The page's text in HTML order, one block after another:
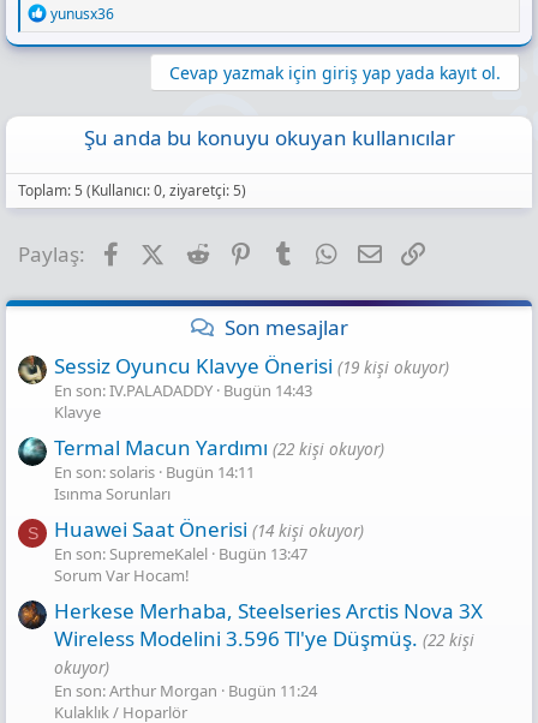
R
e
a
:
yunusx36
Cevap yazmak için giriş yap yada kayıt ol.
Şu anda bu konuyu okuyan kullanıcılar
Toplam: 5 (Kullanıcı: 0, ziyaretçi: 5)
Paylaş: FacebookX (Twitter)
Reddit PinterestTumblr WhatsApp
E-posta
Son mesajlar
Sessiz Oyuncu Klavye Önerisi (19 kişi okuyor)
En son: IV.PALADADDY Bugün 14:43
Klavye
Termal Macun Yardımı (22 kişi okuyor)
En son: solaris Bugün 14:11
Isınma Sorunları
S Huawei Saat Önerisi (14 kişi okuyor)
En son: SupremeKalel Bugün 13:47
Sorum Var Hocam!
Herkese Merhaba, Steelseries Arctis Nova 3X
Wireless Modelini 3.596 Tl'ye Düşmüş. (22 kişi
okuyor)
En son: Arthur Morgan
Bugün 11:24
Kulaklık / Hoparlör